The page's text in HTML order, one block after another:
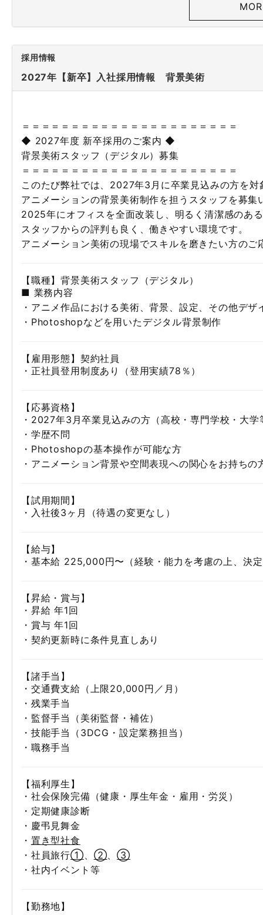
採用情報
2027年【新卒】入社採用情報 背景美術
＝＝＝＝＝＝＝＝＝＝＝＝＝＝＝＝＝＝＝＝＝＝
◆ 2027年度 新卒採用のご案内 ◆
背景美術スタッフ（デジタル）募集
＝＝＝＝＝＝＝＝＝＝＝＝＝＝＝＝＝＝＝＝＝＝
このたび弊社では、2027年3月に卒業見込みの方を対
アニメーションの背景美術制作を担うスタッフを募集
2025年にオフィスを全面改装し、明るく清潔感のあ
スタッフからの評判も良く、働きやすい環境です。
アニメーション美術の現場でスキルを磨きたい方の
【職種】背景美術スタッフ（デジタル）
■ 業務内容
・アニメ作品における美術、背景、設定、その他デザ
・Photoshopなどを用いたデジタル背景制作
【雇用形態】契約社員
・正社員登用制度あり（登用実績78％）
【応募資格】
・2027年3月卒業見込みの方（高校・専門学校・大学
・学歴不問
・Photoshopの基本操作が可能な方
・アニメーション背景や空間表現への関心をお持ちの
【試用期間】
・入社後3ヶ月（待遇の変更なし）
【給与】
・基本給 225,000円〜（経験・能力を考慮の上、決
【昇給・賞与】
・昇給 年1回
・賞与 年1回
・契約更新時に条件見直しあり
【諸手当】
・交通費支給（上限20,000円／月）
・残業手当
・監督手当（美術監督・補佐）
・技能手当（3DCG・設定業務担当）
・職務手当
【福利厚生】
・社会保険完備（健康・厚生年金・雇用・労災）
・定期健康診断
・慶弔見舞金
・ 置き型社食
・社員旅行①、 ②、③
・社内イベント等
【勤務地】